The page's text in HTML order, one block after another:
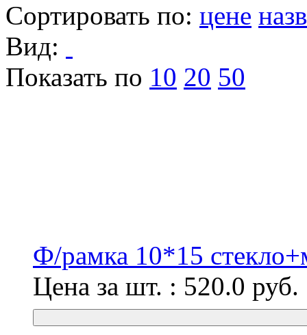
Сортировать по: цене
Вид:
Показать по 10 20 50
Ф/рамка 10*15
Цена за шт. : 520.0 руб.